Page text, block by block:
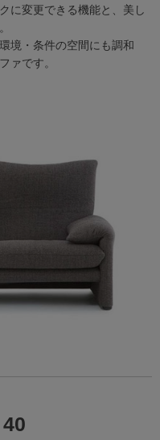
に変更できる機能と、美し
境・条件の空間にも調和
ァです。